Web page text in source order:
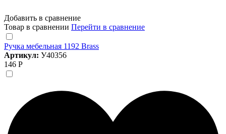
Добавить в сравнение
Товар в сравнении Перейти в сравнение
Ручка мебельная 1192 Brass
Артикул: У40356
146 Р